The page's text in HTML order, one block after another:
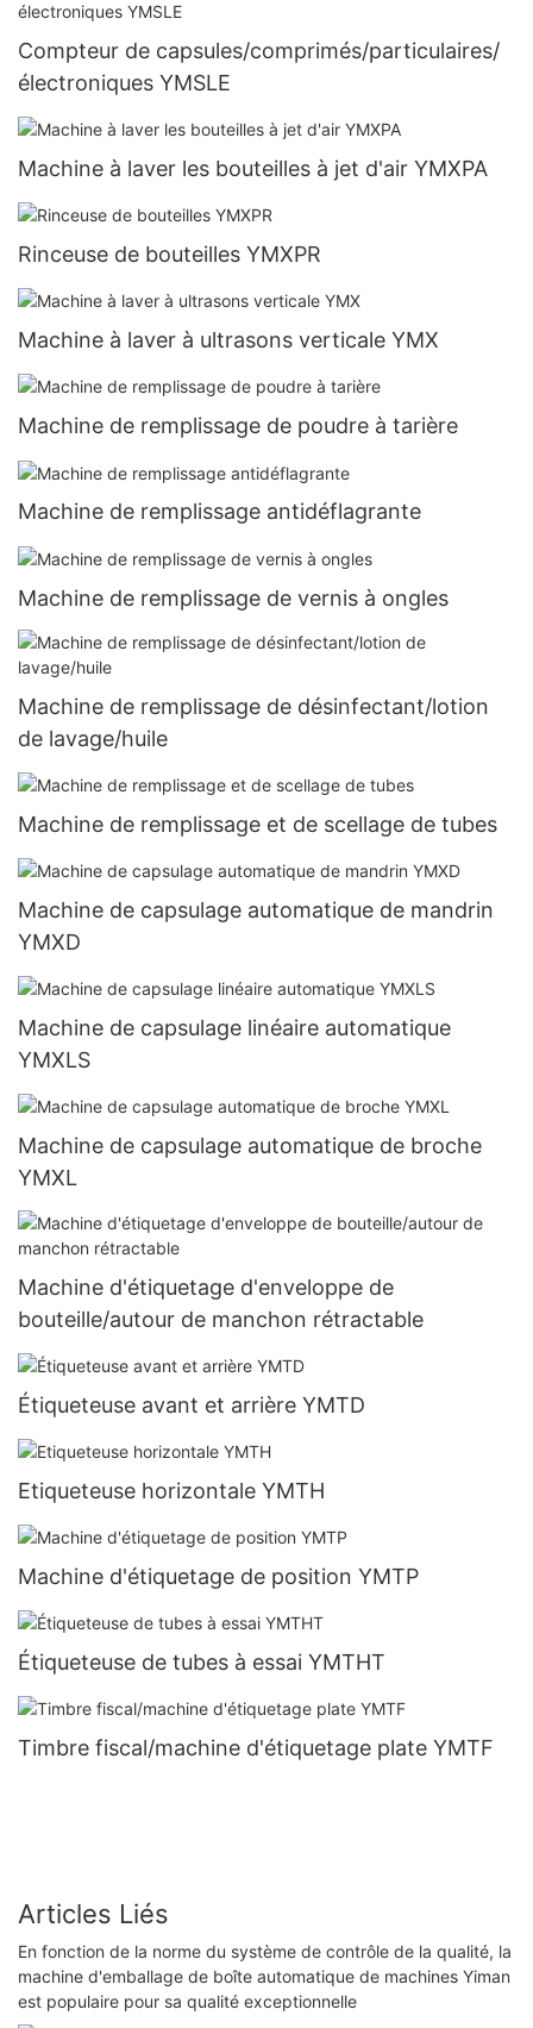
Compteur de capsules/comprimés/particulaires/
électroniques YMSLE
Machine à laver les bouteilles à jet d'air YMXPA
Rinceuse de bouteilles YMXPR
Machine à laver à ultrasons verticale YMX
Machine de remplissage de poudre à tarière
Machine de remplissage antidéflagrante
Machine de remplissage de vernis à ongles
Machine de remplissage de désinfectant/lotion
de lavage/huile
Machine de remplissage et de scellage de tubes
Machine de capsulage automatique de mandrin
YMXD
Machine de capsulage linéaire automatique
YMXLS
Machine de capsulage automatique de broche
YMXL
Machine d'étiquetage d'enveloppe de
bouteille/autour de manchon rétractable
Étiqueteuse avant et arrière YMTD
Etiqueteuse horizontale YMTH
Machine d'étiquetage de position YMTP
Étiqueteuse de tubes à essai YMTHT
Timbre fiscal/machine d'étiquetage plate YMTF
Articles Liés
En fonction de la norme du système de contrôle de la qualité, la
machine d'emballage de boîte automatique de machines Yiman
est populaire pour sa qualité exceptionnelle